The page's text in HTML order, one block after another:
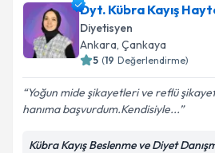
Dyt. Tuğçe Yılmaziçin
oluşturun. Size bu uzmandan
takvim hazırlandığında e-posta
Dyt. Kübra Kayış
Diyetisyen
Ankara, Çankaya
5 (19 Değerlendirme)
Yoğun mide şikayetleri ve reflü
hanıma başvurdum.Kendisiyle...
Kübra Kayış Beslenme ve Diyet